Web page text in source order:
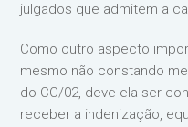
julgados que admitem a
Como outro aspecto
mesmo não constando
do CC/02, deve ela ser
receber a indenização,